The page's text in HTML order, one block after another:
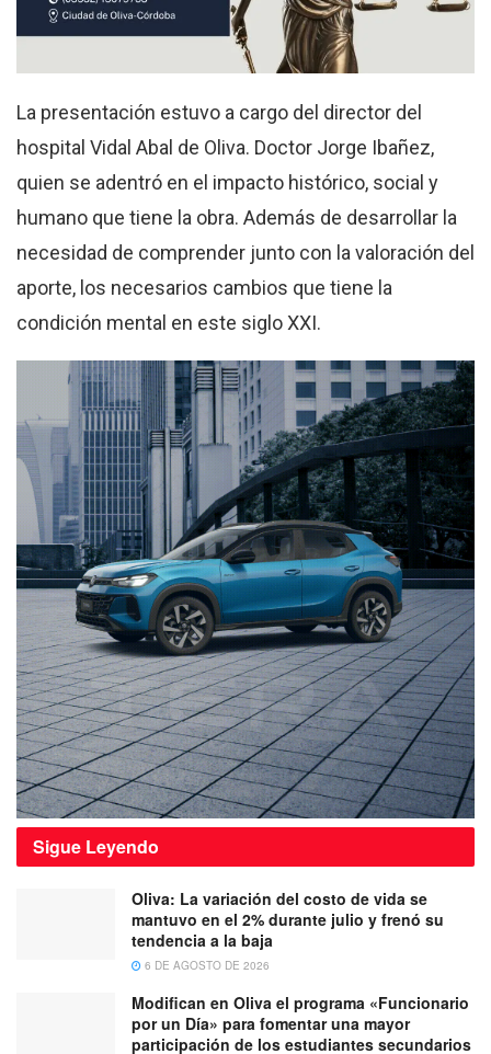
La presentación estuvo a cargo del director del
hospital Vidal Abal de Oliva. Doctor Jorge Ibañez,
quien se adentró en el impacto histórico, social y
humano que tiene la obra. Además de desarrollar la
necesidad de comprender junto con la valoración del
aporte, los necesarios cambios que tiene la
condición mental en este siglo XXI.
Sigue Leyendo
Oliva: La variación del costo de vida se
mantuvo en el 2% durante julio y frenó su
tendencia a la baja
6 DE AGOSTO DE 2026
Modifican en Oliva el programa «Funcionario
por un Día» para fomentar una mayor
participación de los estudiantes secundarios